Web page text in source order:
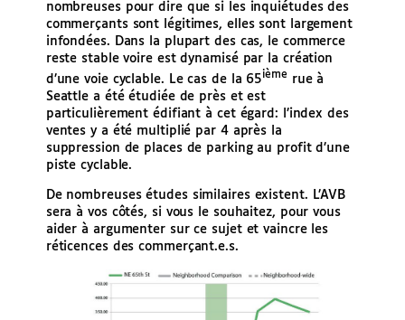
nombreuses pour dire que si les inquiétudes des
commerçants sont légitimes, elles sont largement
infondées. Dans la plupart des cas, le commerce
reste stable voire est dynamisé par la création
d’une voie cyclable. Le cas de la 65 ième rue à
Seattle a été étudiée de près et est
particulièrement édifiant à cet égard: l’index des
ventes y a été multiplié par 4 après la
suppression de places de parking au profit d’une
piste cyclable.
De nombreuses études similaires existent. L’AVB
sera à vos côtés, si vous le souhaitez, pour vous
aider à argumenter sur ce sujet et vaincre les
réticences des commerçant.e.s.